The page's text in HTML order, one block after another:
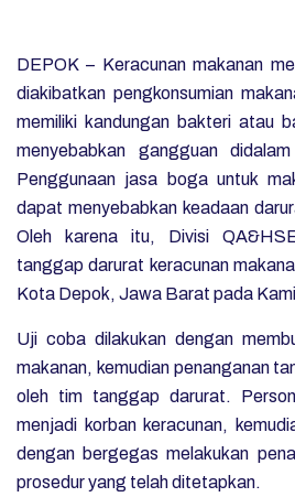
DEPOK – Keracunan makanan
diakibatkan pengkonsumian
memiliki kandungan bakteri atau
menyebabkan gangguan
Penggunaan jasa boga untuk
dapat menyebabkan keadaan
Oleh karena itu, Divisi
tanggap darurat keracunan
Kota Depok, Jawa Barat pada
Uji coba dilakukan dengan
makanan, kemudian penanganan
oleh tim tanggap darurat.
menjadi korban keracunan,
dengan bergegas melakukan
prosedur yang telah ditetapkan.